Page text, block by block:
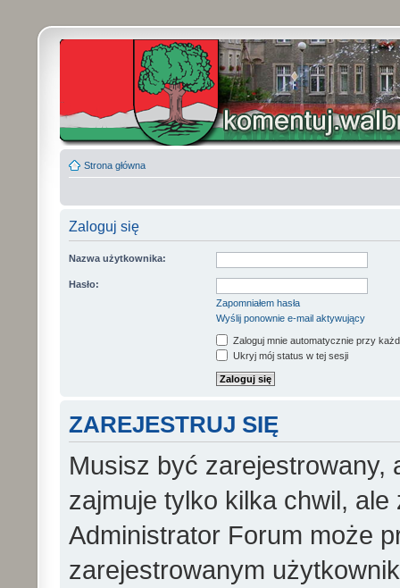
Strona główna
Zaloguj się
Nazwa użytkownika:
Hasło:
Zapomniałem hasła
Wyślij ponownie e-mail aktywujący
Zaloguj mnie automatycznie przy
Ukryj mój status w tej sesji
ZAREJESTRUJ SIĘ
Musisz być zarejestrowany,
zajmuje tylko kilka chwil,
Administrator Forum może
zarejestrowanym